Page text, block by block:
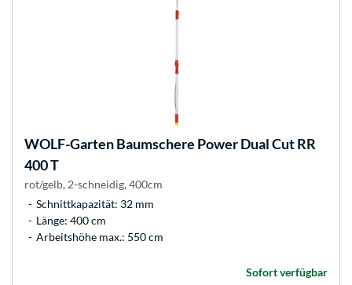
WOLF-GartenBaumschere Power Dual Cut RR
400 T
rot/gelb, 2-schneidig, 400cm
Schnittkapazität: 32 mm
Länge: 400 cm
Arbeitshöhe max.: 550 cm
Sofort verfügbar